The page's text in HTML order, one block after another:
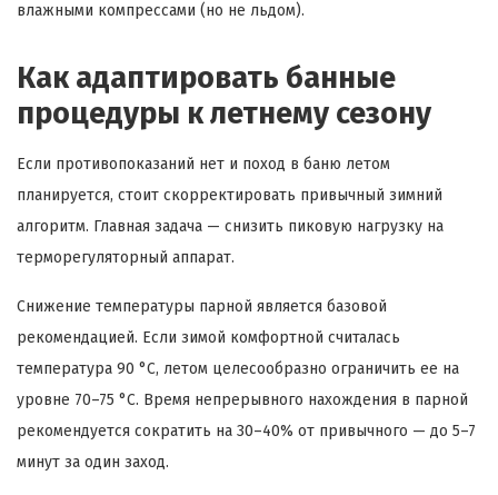
влажными компрессами (но не льдом).
Как адаптировать банные
процедуры к летнему сезону
Если противопоказаний нет и поход в баню летом
планируется, стоит скорректировать привычный зимний
алгоритм. Главная задача — снизить пиковую нагрузку на
терморегуляторный аппарат.
Снижение температуры парной является базовой
рекомендацией. Если зимой комфортной считалась
температура 90 °C, летом целесообразно ограничить ее на
уровне 70–75 °C. Время непрерывного нахождения в парной
рекомендуется сократить на 30–40% от привычного — до 5–7
минут за один заход.